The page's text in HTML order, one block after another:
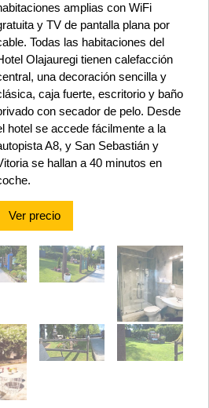
amplias con WiFi
y TV de pantalla plana por
Todas las habitaciones del
Olajauregi tienen calefacción
una decoración sencilla y
caja fuerte, escritorio y baño
con secador de pelo. Desde
hotel se accede fácilmente a la
A8, y San Sebastián y
se hallan a 40 minutos en
Ver precio